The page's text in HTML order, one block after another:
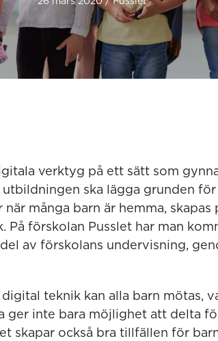
verktyg på ett sätt som
ska lägga grunden
många barn är hemma,
På förskolan Pusslet har man
av förskolans undervisning,
teknik kan alla barn mötas,
ger inte bara möjlighet att delta
skapar också bra tillfällen för